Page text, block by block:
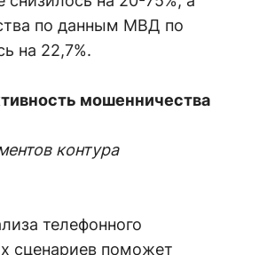
по данным МВД по
на 22,7%.
мошенничества
контура
телефонного
сценариев поможет